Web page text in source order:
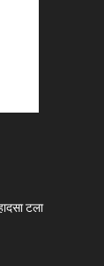
टला